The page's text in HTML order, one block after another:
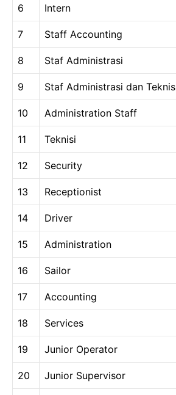
6 Intern
7 Staff Accounting
8 Staf Administrasi
9 Staf Administrasi dan Teknis
10 Administration Staff
11 Teknisi
12 Security
13 Receptionist
14 Driver
15 Administration
16 Sailor
17 Accounting
18 Services
19 Junior Operator
20 Junior Supervisor